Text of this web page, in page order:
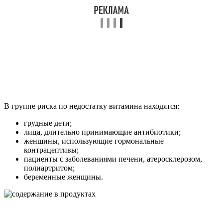
В группе риска по недостатку витамина находятся:
грудные дети;
лица, длительно принимающие антибиотики;
женщины, использующие гормональные
контрацептивы;
пациенты с заболеваниями печени, атеросклерозом,
полиартритом;
беременные женщины.